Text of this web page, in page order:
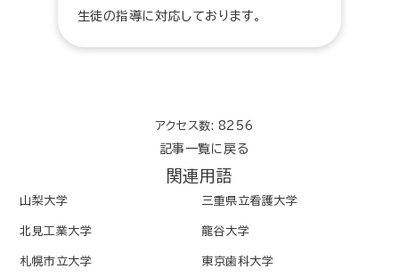
生徒の指導に対応しております。
アクセス数: 8256
記事一覧に戻る
関連用語
山梨大学 三重県立看護大学
北見工業大学 龍谷大学
札幌市立大学 東京歯科大学